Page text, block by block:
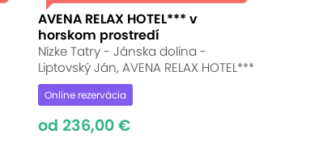
AVENA RELAX HOTEL*** v
horskom prostredí
Nízke Tatry - Jánska dolina -
Liptovský Ján, AVENA RELAX HOTEL***
Online rezervácia
od 236,00 €